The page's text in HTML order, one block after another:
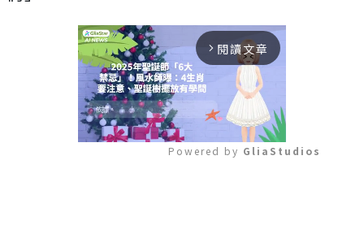
arrow_forward_ios 閱讀文章
Powered by GliaStudios